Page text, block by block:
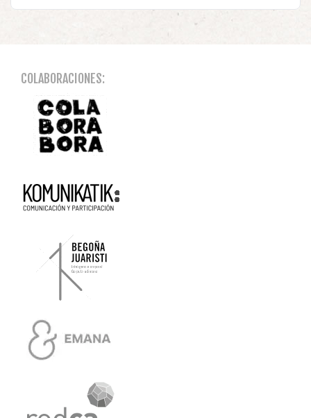
COLABORACIONES: